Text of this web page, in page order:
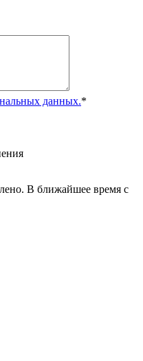
данных.*
В ближайшее время с